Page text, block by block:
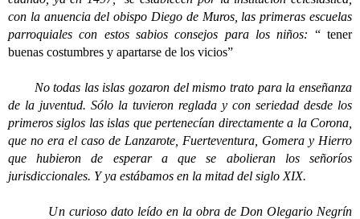
con la anuencia del obispo Diego de Muros, las primeras escuelas
parroquiales con estos sabios consejos para los niños: “ tener
buenas costumbres y apartarse de los vicios”
No todas las islas gozaron del mismo trato para la enseñanza
de la juventud. Sólo la tuvieron reglada y con seriedad desde los
primeros siglos las islas que pertenecían directamente a la Corona,
que no era el caso de Lanzarote, Fuerteventura, Gomera y Hierro
que hubieron de esperar a que se abolieran los señoríos
jurisdiccionales. Y ya estábamos en la mitad del siglo XIX.
Un curioso dato leído en la obra de Don Olegario Negrín